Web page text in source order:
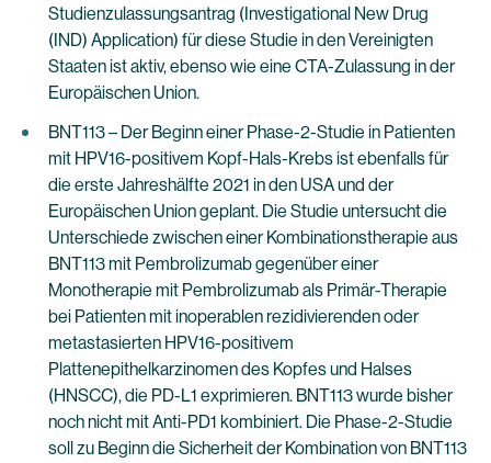
Studienzulassungsantrag (Investigational New Drug
(IND) Application) für diese Studie in den Vereinigten
Staaten ist aktiv, ebenso wie eine CTA-Zulassung in der
Europäischen Union.
BNT113 – Der Beginn einer Phase-2-Studie in Patienten
mit HPV16-positivem Kopf-Hals-Krebs ist ebenfalls für
die erste Jahreshälfte 2021 in den USA und der
Europäischen Union geplant. Die Studie untersucht die
Unterschiede zwischen einer Kombinationstherapie aus
BNT113 mit Pembrolizumab gegenüber einer
Monotherapie mit Pembrolizumab als Primär-Therapie
bei Patienten mit inoperablen rezidivierenden oder
metastasierten HPV16-positivem
Plattenepithelkarzinomen des Kopfes und Halses
(HNSCC), die PD-L1 exprimieren. BNT113 wurde bisher
noch nicht mit Anti-PD1 kombiniert. Die Phase-2-Studie
soll zu Beginn die Sicherheit der Kombination von BNT113